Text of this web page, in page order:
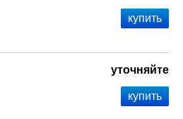
уточняйте